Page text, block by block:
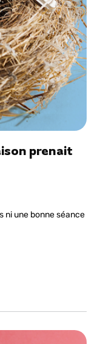
prenait
ni une bonne séance